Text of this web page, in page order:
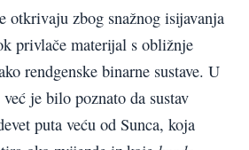
otkrivaju zbog snažnog isijavanja
privlače materijal s obližnje
rendgenske binarne sustave. U
već je bilo poznato da sustav
puta veću od Sunca, koja